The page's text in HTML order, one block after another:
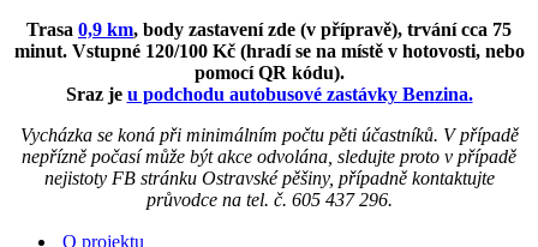
Trasa 0,9 km, body zastavení zde (v přípravě), trvání cca 75
minut. Vstupné 120/100 Kč (hradí se na místě v hotovosti, nebo
pomocí QR kódu).
Sraz je u podchodu autobusové zastávky Benzina.
Vycházka se koná při minimálním počtu pěti účastníků. V případě
nepřízně počasí může být akce odvolána, sledujte proto v případě
nejistoty FB stránku Ostravské pěšiny, případně kontaktujte
průvodce na tel. č. 605 437 296.
O projektu